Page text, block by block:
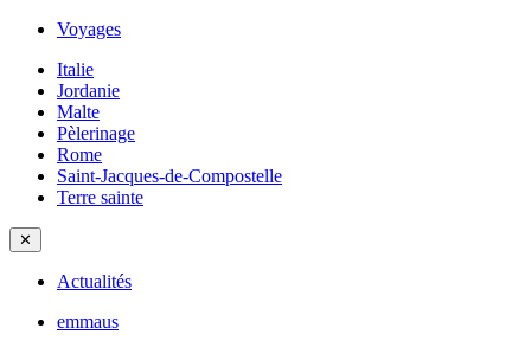
Voyages
Italie
Jordanie
Malte
Pèlerinage
Rome
Saint-Jacques-de-Compostelle
Terre sainte
✕
Actualités
emmaus